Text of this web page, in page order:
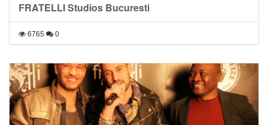
FRATELLI Studios Bucuresti
6765 0